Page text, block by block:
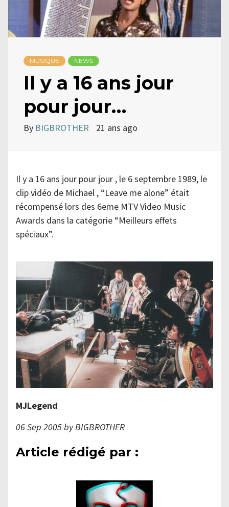
MUSIQUE NEWS
Il y a 16 ans jour
pour jour…
By BIGBROTHER 21 ans ago
Il y a 16 ans jour pour jour , le 6 septembre 1989, le
clip vidéo de Michael , “Leave me alone” était
récompensé lors des 6eme MTV Video Music
Awards dans la catégorie “Meilleurs effets
spéciaux”.
MJLegend
06 Sep 2005 by BIGBROTHER
Article rédigé par :